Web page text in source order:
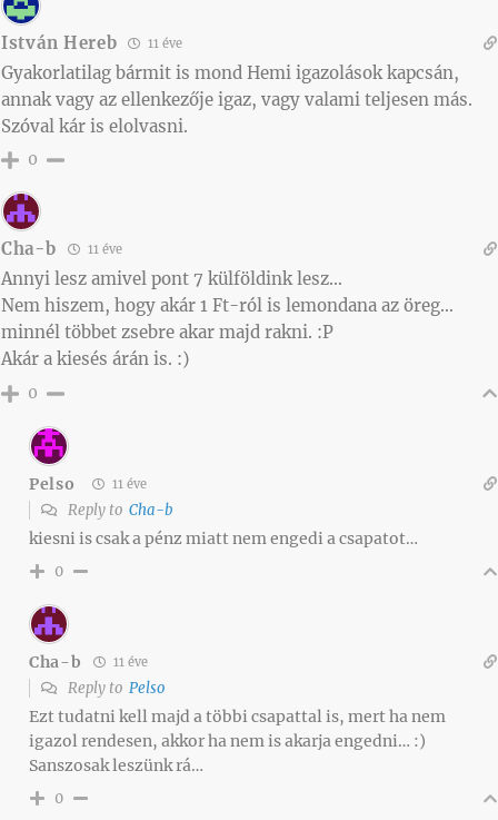
István Hereb 11 éve
Gyakorlatilag bármit is mond Hemi igazolások kapcsán,
annak vagy az ellenkezője igaz, vagy valami teljesen más.
Szóval kár is elolvasni.
0
Cha-b 11 éve
Annyi lesz amivel pont 7 külföldink lesz…
Nem hiszem, hogy akár 1 Ft-ról is lemondana az öreg…
minnél többet zsebre akar majd rakni. :P
Akár a kiesés árán is. :)
0
Pelso 11 éve
Reply to Cha-b
kiesni is csak a pénz miatt nem engedi a csapatot…
0
Cha-b 11 éve
Reply to Pelso
Ezt tudatni kell majd a többi csapattal is, mert ha nem
igazol rendesen, akkor ha nem is akarja engedni… :)
Sanszosak leszünk rá…
0